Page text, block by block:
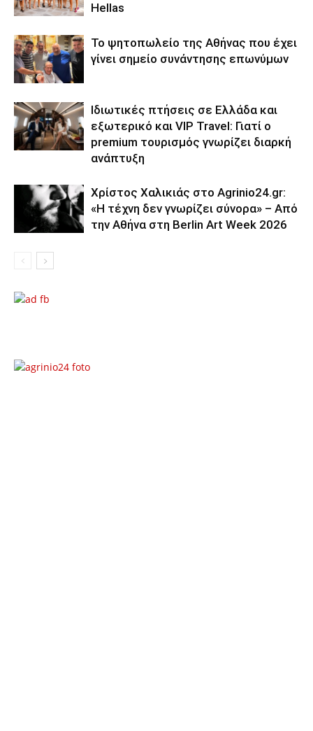
Hellas
Το ψητοπωλείο της Αθήνας που έχει
γίνει σημείο συνάντησης επωνύμων
Ιδιωτικές πτήσεις σε Ελλάδα και
εξωτερικό και VIP Travel: Γιατί ο
premium τουρισμός γνωρίζει διαρκή
ανάπτυξη
Χρίστος Χαλικιάς στο Agrinio24.gr:
«Η τέχνη δεν γνωρίζει σύνορα» – Από
την Αθήνα στη Berlin Art Week 2026